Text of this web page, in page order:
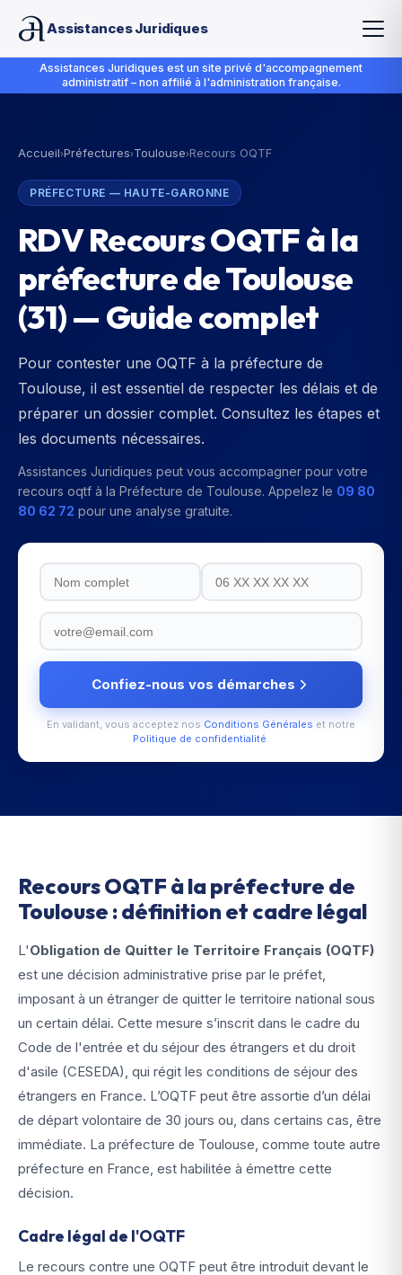
Assistances Juridiques
Assistances Juridiques est un site privé d'accompagnement
administratif – non affilié à l'administration française.
Accueil›Préfectures›Toulouse›Recours OQTF
PRÉFECTURE — HAUTE-GARONNE
RDV Recours OQTF à la
préfecture de Toulouse
(31) — Guide complet
Pour contester une OQTF à la préfecture de
Toulouse, il est essentiel de respecter les délais et de
préparer un dossier complet. Consultez les étapes et
les documents nécessaires.
Assistances Juridiques peut vous accompagner pour votre
recours oqtf à la Préfecture de Toulouse. Appelez le 09 80
80 62 72 pour une analyse gratuite.
Confiez-nous vos démarches
En validant, vous acceptez nos Conditions Générales et notre
Politique de confidentialité.
Recours OQTF à la préfecture de
Toulouse : définition et cadre légal
L'Obligation de Quitter le Territoire Français (OQTF)
est une décision administrative prise par le préfet,
imposant à un étranger de quitter le territoire national sous
un certain délai. Cette mesure s’inscrit dans le cadre du
Code de l'entrée et du séjour des étrangers et du droit
d'asile (CESEDA), qui régit les conditions de séjour des
étrangers en France. L’OQTF peut être assortie d’un délai
de départ volontaire de 30 jours ou, dans certains cas, être
immédiate. La préfecture de Toulouse, comme toute autre
préfecture en France, est habilitée à émettre cette
décision.
Cadre légal de l'OQTF
Le recours contre une OQTF peut être introduit devant le